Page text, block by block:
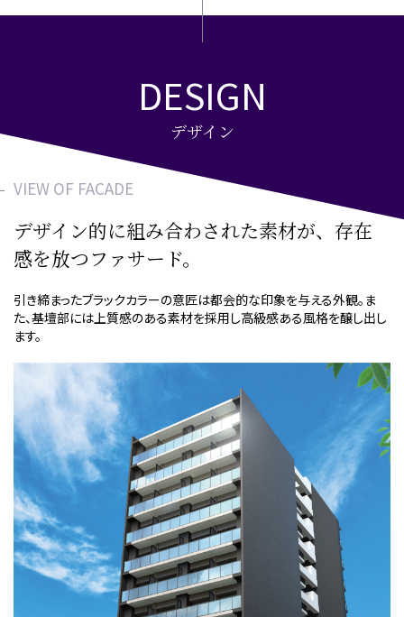
DESIGN
デザイン
VIEW OF FACADE
デザイン的に組み合わされた素材が、 存在
感を放つファサード。
引き締まったブラックカラーの意匠は都会的な印象を与える外観。 ま
た、基壇部には上質感のある素材を採用し高級感ある風格を醸し出し
ます。